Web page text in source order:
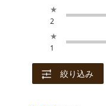
★
2
★
1
絞り込み